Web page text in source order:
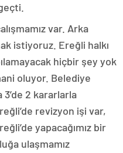
var. Arka
istiyoruz. Ereğli halkı
hiçbir şey yok
oluyor. Belediye
2 kararlarla
revizyon işi var,
yapacağımız bir
ulaşmamız